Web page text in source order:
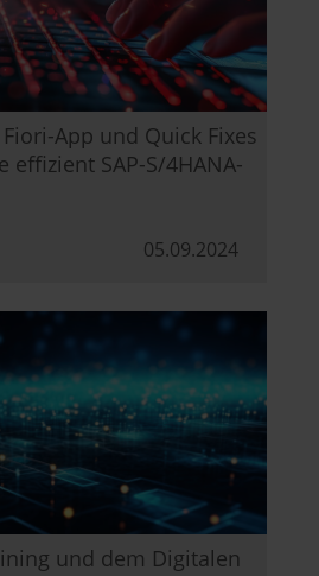
Fiori-App und Quick Fixes
effizient SAP-S/4HANA-
05.09.2024
und dem Digitalen